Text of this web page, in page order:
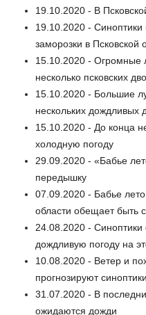
19.10.2020 - В
19.10.2020 - Синоптики
заморозки в Псковской
15.10.2020 - Огромные
несколько псковских
15.10.2020 - Большие
нескольких дождливых
15.10.2020 - До конца
холодную погоду
29.09.2020 - «Бабье
передышку
07.09.2020 - Бабье
области обещает быть
24.08.2020 -
дождливую погоду на
10.08.2020 - Ветер и
прогнозируют
31.07.2020 - В
ожидаются дожди